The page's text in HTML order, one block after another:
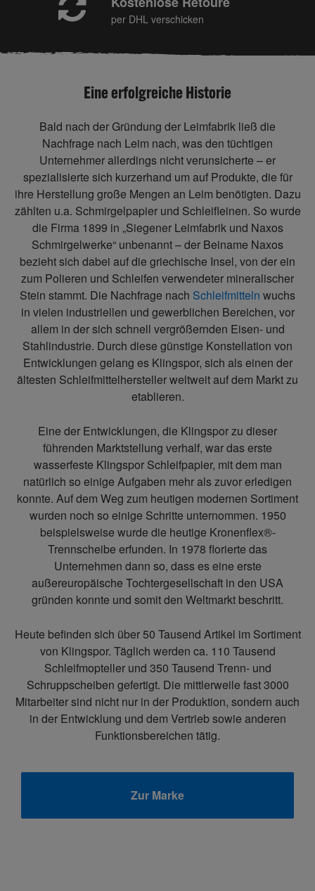
per DHL verschicken
Eine erfolgreiche Historie
Bald nach der Gründung der Leimfabrik ließ die
Nachfrage nach Leim nach, was den tüchtigen
Unternehmer allerdings nicht verunsicherte – er
spezialisierte sich kurzerhand um auf Produkte, die für
ihre Herstellung große Mengen an Leim benötigten. Dazu
zählten u.a. Schmirgelpapier und Schleifleinen. So wurde
die Firma 1899 in „Siegener Leimfabrik und Naxos
Schmirgelwerke“ unbenannt – der Beiname Naxos
bezieht sich dabei auf die griechische Insel, von der ein
zum Polieren und Schleifen verwendeter mineralischer
Stein stammt. Die Nachfrage nach Schleifmitteln wuchs
in vielen industriellen und gewerblichen Bereichen, vor
allem in der sich schnell vergrößernden Eisen- und
Stahlindustrie. Durch diese günstige Konstellation von
Entwicklungen gelang es Klingspor, sich als einen der
ältesten Schleifmittelhersteller weltweit auf dem Markt zu
etablieren.
Eine der Entwicklungen, die Klingspor zu dieser
führenden Marktstellung verhalf, war das erste
wasserfeste Klingspor Schleifpapier, mit dem man
natürlich so einige Aufgaben mehr als zuvor erledigen
konnte. Auf dem Weg zum heutigen modernen Sortiment
wurden noch so einige Schritte unternommen. 1950
beispielsweise wurde die heutige Kronenflex®-
Trennscheibe erfunden. In 1978 florierte das
Unternehmen dann so, dass es eine erste
außereuropäische Tochtergesellschaft in den USA
gründen konnte und somit den Weltmarkt beschritt.
Heute befinden sich über 50 Tausend Artikel im Sortiment
von Klingspor. Täglich werden ca. 110 Tausend
Schleifmopteller und 350 Tausend Trenn- und
Schruppscheiben gefertigt. Die mittlerweile fast 3000
Mitarbeiter sind nicht nur in der Produktion, sondern auch
in der Entwicklung und dem Vertrieb sowie anderen
Funktionsbereichen tätig.
Zur Marke